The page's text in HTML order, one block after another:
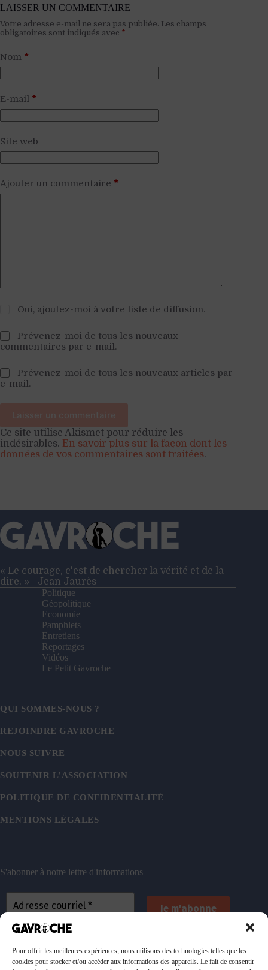
Pour offrir les meilleures expériences, nous utilisons des technologies telles que les
cookies pour stocker et/ou accéder aux informations des appareils. Le fait de consentir
LAISSER UN COMMENTAIRE
Votre adresse e-mail ne sera pas publiée. Les champs
obligatoires sont indiqués avec *
Nom *
E-mail *
Site web
Ajouter un commentaire *
Oui, ajoutez-moi à votre liste de diffusion.
Prévenez-moi de tous les nouveaux
commentaires par e-mail.
Prévenez-moi de tous les nouveaux articles par
e-mail.
Laisser un commentaire
Ce site utilise Akismet pour réduire les
indésirables. En savoir plus sur la façon dont les
données de vos commentaires sont traitées.
« Le courage, c'est de chercher la vérité et de la
dire. » - Jean Jaurès
Politique
Géopolitique
Economie
Pamphlets
Entretiens
Reportages
Vidéos
Le Petit Gavroche
QUI SOMMES-NOUS ?
REJOINDRE GAVROCHE
NOUS SUIVRE
SOUTENIR L’ASSOCIATION
POLITIQUE DE CONFIDENTIALITÉ
MENTIONS LÉGALES
S'abonner à notre lettre d'informations
emails. Vous pouvez vous désinscrire à tout
moment. Consulteznotre politique de confidentialité